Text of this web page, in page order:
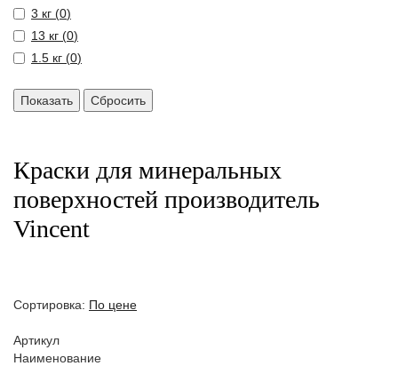
3 кг (0)
13 кг (0)
1.5 кг (0)
Краски для минеральных
поверхностей производитель
Vincent
Сортировка: По цене
Артикул
Наименование